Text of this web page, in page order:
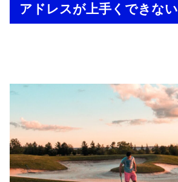
アドレスが上手くできない